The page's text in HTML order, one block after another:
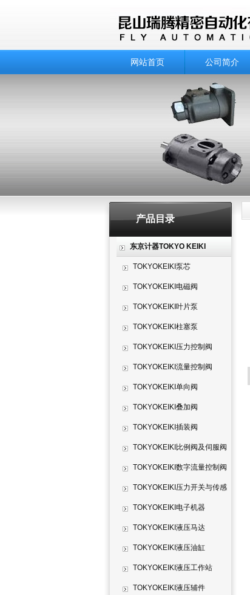
网站首页 公司简介
产品目录
东京计器TOKYO KEIKI
TOKYOKEIKI泵芯
TOKYOKEIKI电磁阀
TOKYOKEIKI叶片泵
TOKYOKEIKI柱塞泵
TOKYOKEIKI压力控制阀
TOKYOKEIKI流量控制阀
TOKYOKEIKI单向阀
TOKYOKEIKI叠加阀
TOKYOKEIKI插装阀
TOKYOKEIKI比例阀及伺服阀
TOKYOKEIKI数字流量控制阀
TOKYOKEIKI压力开关与传感
器 TOKYOKEIKI电子机器
TOKYOKEIKI液压马达
TOKYOKEIKI液压油缸
TOKYOKEIKI液压工作站
TOKYOKEIKI液压辅件